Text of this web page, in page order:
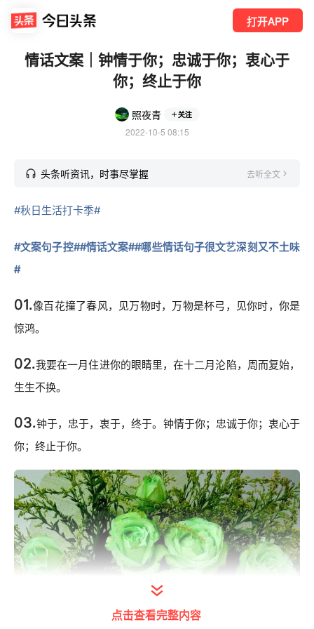
打开APP
情话文案｜钟情于你；忠诚于你；衷心于
你；终止于你
照夜青 关注
2022-10-5 08:15
头条听资讯，时事尽掌握 去听全文
#秋日生活打卡季#
#文案句子控##情话文案##哪些情话句子很文艺深刻又不土味
#
01.像百花撞了春风，见万物时，万物是杯弓，见你时，你是
惊鸿。
02.我要在一月住进你的眼睛里，在十二月沦陷，周而复始，
生生不换。
03.钟于，忠于，衷于，终于。钟情于你；忠诚于你；衷心于
你；终止于你。
点击查看完整内容